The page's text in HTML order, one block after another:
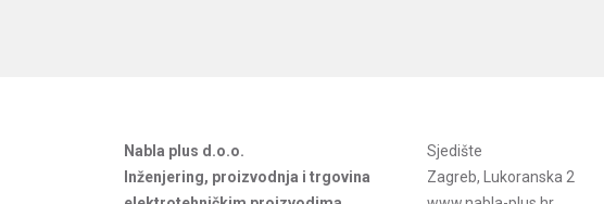
Nabla plus d.o.o.
Inženjering, proizvodnja i trgovina
Sjedište
Zagreb, Lukoranska 2